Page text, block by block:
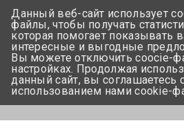
Данный веб-сайт использует
файлы, чтобы получать
которая помогает показывать
интересные и выгодные
Вы можете отключить coocie-
настройках. Продолжая
данный сайт, вы соглашаетесь
использованием нами cookie-